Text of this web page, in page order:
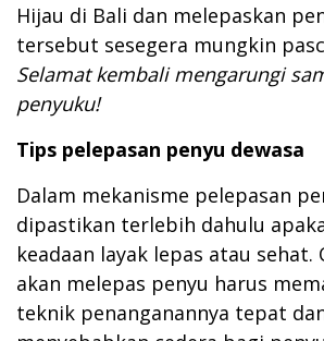
Hijau di Bali dan melepaskan
tersebut sesegera mungkin
Selamatkembalimengarungi
penyuku!
Tips pelepasan penyu dewasa
Dalam mekanisme pelepasan
dipastikan terlebih dahulu
keadaan layak lepas atau sehat.
akan melepas penyu harus
teknik penanganannya tepat